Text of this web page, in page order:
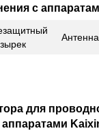
с
Антенна
для
аппаратами